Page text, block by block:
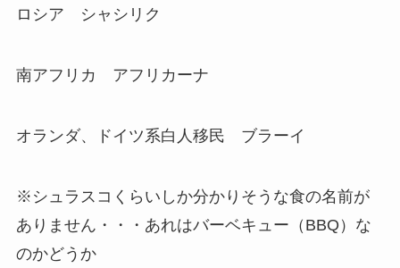
ロシア シャシリク
南アフリカ アフリカーナ
オランダ、ドイツ系白人移民 ブラーイ
※シュラスコくらいしか分かりそうな食の名前が
ありません・・・あれはバーベキュー（BBQ）な
のかどうか